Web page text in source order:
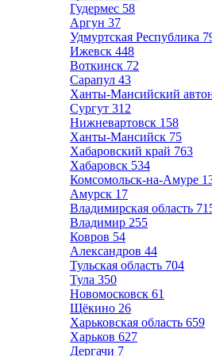
Гудермес 58
Аргун 37
Удмуртская Республика
Ижевск 448
Воткинск 72
Сарапул 43
Ханты-Мансийский
Сургут 312
Нижневартовск 158
Ханты-Мансийск 75
Хабаровский край 763
Хабаровск 534
Комсомольск-на-Амуре
Амурск 17
Владимирская область
Владимир 255
Ковров 54
Александров 44
Тульская область 704
Тула 350
Новомосковск 61
Щёкино 26
Харьковская область 659
Харьков 627
Дергачи 7